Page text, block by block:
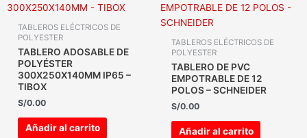
TABLEROS ELÉCTRICOS DE
POLYESTER
TABLERO ADOSABLE DE
POLYÉSTER
300X250X140MM IP65 –
TIBOX
S/0.00
Añadir al carrito
TABLEROS ELÉCTRICOS DE
POLYESTER
TABLERO DE PVC
EMPOTRABLE DE 12
POLOS – SCHNEIDER
S/0.00
Añadir al carrito